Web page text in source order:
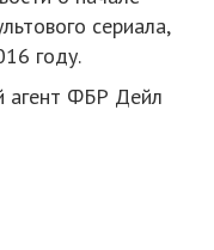
сериала,
году.
агент ФБР Дейл